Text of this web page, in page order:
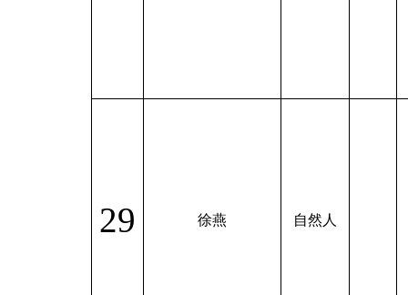
29 徐燕 自然人